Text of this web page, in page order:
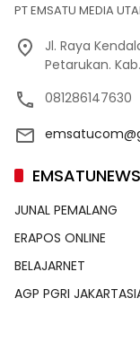
PT EMSATU MEDIA
Jl. Raya
Petarukan.
081286147630
JUNAL PEMALANG
ERAPOS ONLINE
BELAJARNET
AGP PGRI